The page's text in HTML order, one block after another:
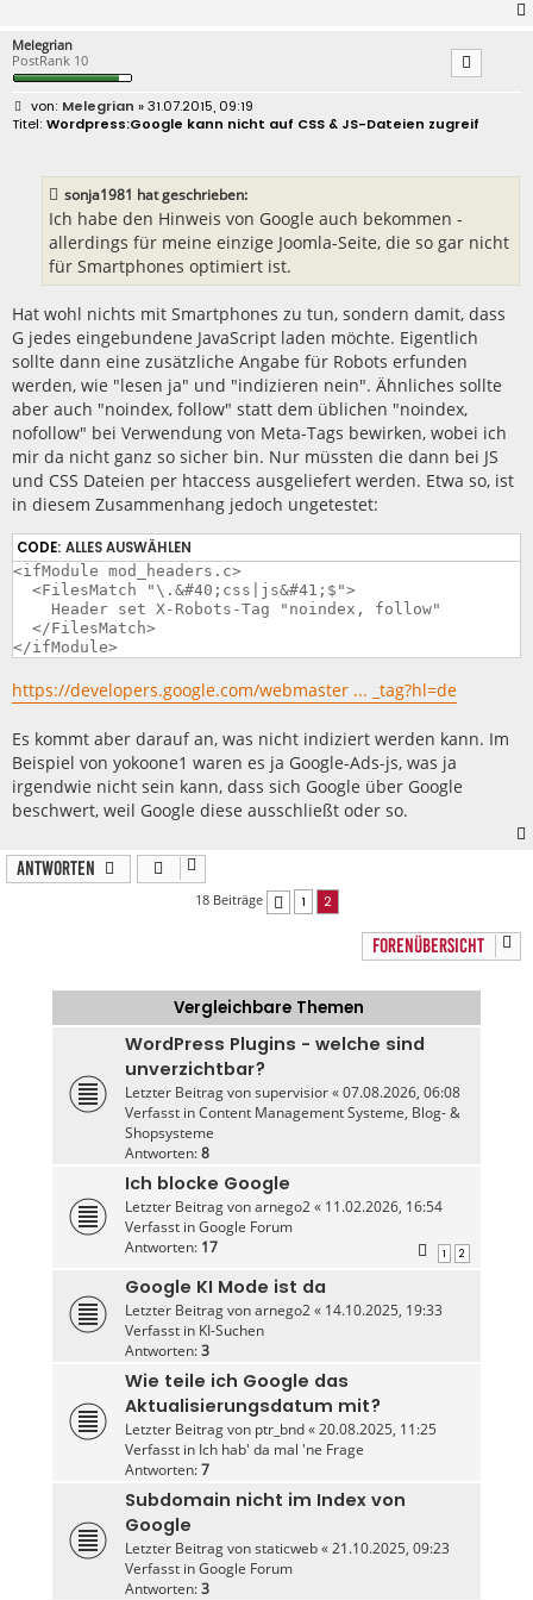
Melegrian
PostRank 10
B
e
Melegrian » 31.07.2015, 09:19
Wordpress:Google kann nicht auf CSS & JS-Dateien zugreif
sonja1981 hat geschrieben:
Ich habe den Hinweis von Google auch bekommen -
allerdings für meine einzige Joomla-Seite, die so gar nicht
für Smartphones optimiert ist.
Hat wohl nichts mit Smartphones zu tun, sondern damit, dass
G jedes eingebundene JavaScript laden möchte. Eigentlich
sollte dann eine zusätzliche Angabe für Robots erfunden
werden, wie "lesen ja" und "indizieren nein". Ähnliches sollte
aber auch "noindex, follow" statt dem üblichen "noindex,
nofollow" bei Verwendung von Meta-Tags bewirken, wobei ich
mir da nicht ganz so sicher bin. Nur müssten die dann bei JS
und CSS Dateien per htaccess ausgeliefert werden. Etwa so, ist
in diesem Zusammenhang jedoch ungetestet:
CODE: ALLES AUSWÄHLEN
<ifModule mod_headers.c>
  <FilesMatch "\.&#40;css|js&#41;$">
    Header set X-Robots-Tag "noindex, follow"
  </FilesMatch>
</ifModule>
https://developers.google.com/webmaster ... _tag?hl=de
Es kommt aber darauf an, was nicht indiziert werden kann. Im
Beispiel von yokoone1 waren es ja Google-Ads-js, was ja
irgendwie nicht sein kann, dass sich Google über Google
beschwert, weil Google diese ausschließt oder so.
Antworten
18 Beiträge Vorherige
1 2
FORENÜBERSICHT
Vergleichbare Themen
WordPress Plugins - welche sind
unverzichtbar?
Letzter Beitrag vonsupervisior«07.08.2026, 06:08
Verfasst inContent Management Systeme, Blog- &
Shopsysteme
Antworten:8
Ich blocke Google
Letzter Beitrag vonarnego2« 11.02.2026, 16:54
Verfasst inGoogle Forum
Antworten: 17 1 2
Google KI Mode ist da
Letzter Beitrag vonarnego2« 14.10.2025, 19:33
Verfasst in KI-Suchen
Antworten:3
Wie teile ich Google das
Aktualisierungsdatum mit?
Letzter Beitrag von ptr_bnd«20.08.2025, 11:25
Verfasst in Ich hab' da mal 'ne Frage
Antworten:7
Subdomain nicht im Index von
Google
Letzter Beitrag vonstaticweb«21.10.2025, 09:23
Verfasst inGoogle Forum
Antworten:3